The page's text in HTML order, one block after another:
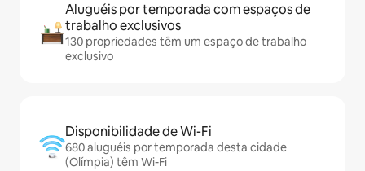
Aluguéis por temporada com espaços de
trabalho exclusivos
130 propriedades têm um espaço de trabalho
exclusivo
Disponibilidade de Wi-Fi
680 aluguéis por temporada desta cidade
(Olímpia) têm Wi-Fi